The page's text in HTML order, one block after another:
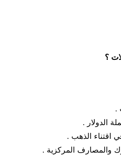
؟
.
الدولار .
اقتناء الذهب .
والمصارف المركزية .